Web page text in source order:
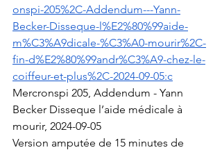
onspi-205%2C-Addendum---Yann-
Becker-Disseque-l%E2%80%99aide-
m%C3%A9dicale-%C3%A0-mourir%2C-
fin-d%E2%80%99andr%C3%A9-chez-le-
coiffeur-et-plus%2C-2024-09-05:c
Mercronspi 205, Addendum - Yann
Becker Disseque l’aide médicale à
mourir, 2024-09-05
Version amputée de 15 minutes de